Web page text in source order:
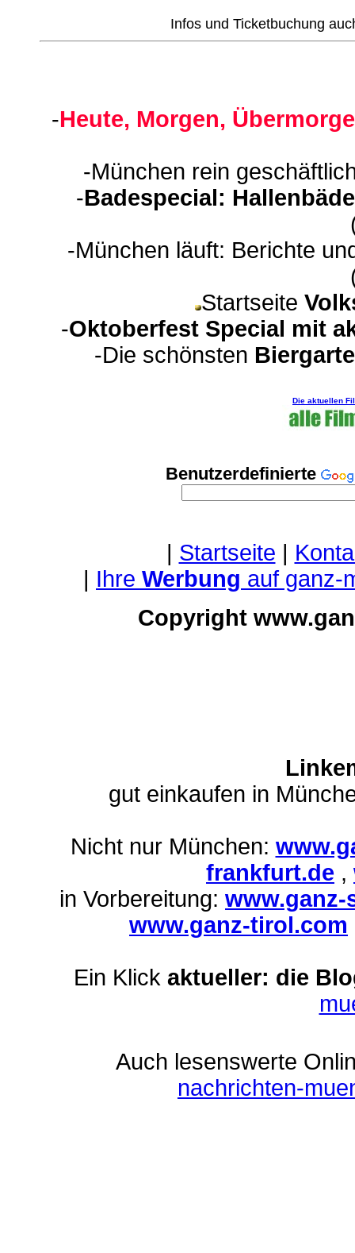
Infos und Ticketbuchung
-Heute, Morgen,
-München rein
-Badespecial:
-München läuft: Berichte
Startseite
-Oktoberfest Special mit
-Die schönsten
Die aktuellen
Benutzerdefinierte
Startseite
Ihre Werbung auf ganz-
Copyright
gut einkaufen in
Nicht nur München:
frankfurt.de ,
in Vorbereitung: www.ganz-
www.ganz-tirol.com
Ein Klick aktueller: die
Auch lesenswerte
nachrichten-